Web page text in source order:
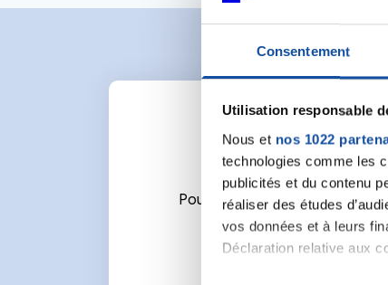
Consentement
Utilisation responsable
Nous et nos 1022
technologies comme les
publicités et du contenu
réaliser des études
vos données et à leurs
Déclaration relative aux
Pour écrire un commentaire